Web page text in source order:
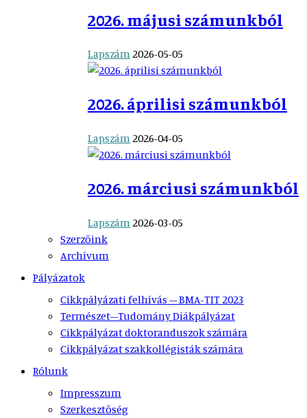
2026. májusi számunkból
Lapszám2026-05-05
2026. áprilisi számunkból
Lapszám2026-04-05
2026. márciusi számunkból
Lapszám2026-03-05
Szerzőink
Archívum
Pályázatok
Cikkpályázati felhívás – BMA-TIT 2023
Természet–Tudomány Diákpályázat
Cikkpályázat doktoranduszok számára
Cikkpályázat szakkollégisták számára
Rólunk
Impresszum
Szerkesztőség